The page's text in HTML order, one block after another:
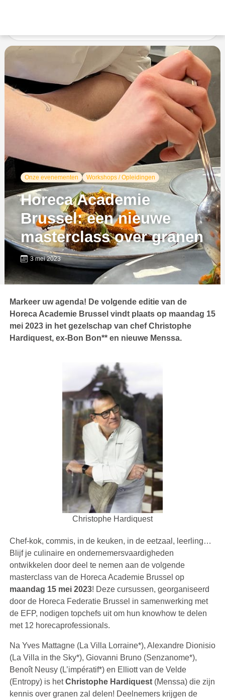
Onze evenementen Workshops / Opleidingen
Horeca Academie
Brussel: een nieuwe
masterclass over granen
3 mei 2023
Markeer uw agenda! De volgende editie van de
Horeca Academie Brussel vindt plaats op maandag 15
mei 2023 in het gezelschap van chef Christophe
Hardiquest, ex-Bon Bon** en nieuwe Menssa.
Chef-kok, commis, in de keuken, in de eetzaal, leerling…
Blijf je culinaire en ondernemersvaardigheden
ontwikkelen door deel te nemen aan de volgende
masterclass van de Horeca Academie Brussel op
maandag 15 mei 2023! Deze cursussen, georganiseerd
door de Horeca Federatie Brussel in samenwerking met
de EFP, nodigen topchefs uit om hun knowhow te delen
met 12 horecaprofessionals.
Na Yves Mattagne (La Villa Lorraine*), Alexandre Dionisio
(La Villa in the Sky*), Giovanni Bruno (Senzanome*),
Benoît Neusy (L’impératif*) en Elliott van de Velde
(Entropy) is hetChristophe Hardiquest(Menssa) die zijn
kennis over granen zal delen! Deelnemers krijgen de
Christophe Hardiquest